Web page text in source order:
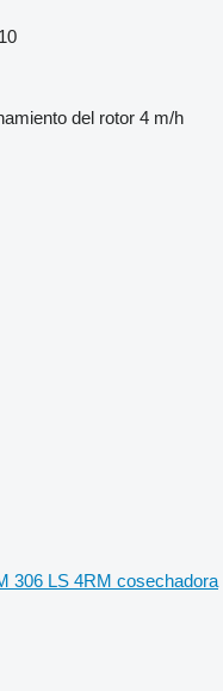
del rotor 4 m/h
306 LS 4RM cosechadora